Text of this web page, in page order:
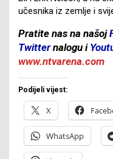
učesnika iz zemlje i
Pratite nas na našoj
Twitternalogu i
www.ntvarena.com
Podijeli vijest:
X
WhatsApp